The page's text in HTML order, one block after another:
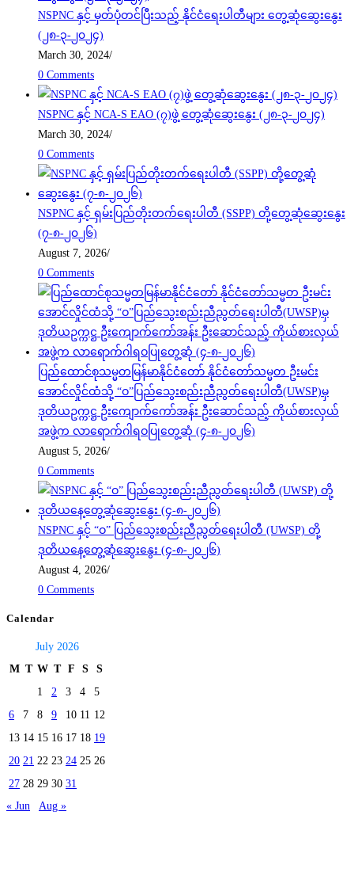
NSPNC နှင့် မှတ်ပုံတင်ပြီးသည့် နိုင်ငံရေးပါတီများ တွေ့ဆုံဆွေးနွေး
(၂၈-၃-၂၀၂၄)
March 30, 2024/
0 Comments
NSPNC နှင့် NCA-S EAO (၇)ဖွဲ့ တွေ့ဆုံဆွေးနွေး (၂၈-၃-၂၀၂၄)
March 30, 2024/
0 Comments
NSPNC နှင့် ရှမ်းပြည်တိုးတက်ရေးပါတီ (SSPP) တို့တွေ့ဆုံဆွေးနွေး
(၇-၈-၂၀၂၆)
August 7, 2026/
0 Comments
ပြည်ထောင်စုသမ္မတမြန်မာနိုင်ငံတော် နိုင်ငံတော်သမ္မတ ဦးမင်း
အောင်လှိုင်ထံသို့ “ဝ”ပြည်သွေးစည်းညီညွတ်ရေးပါတီ(UWSP)မှ
ဒုတိယဥက္ကဋ္ဌ ဦးကျောက်ကော်အန်း ဦးဆောင်သည့် ကိုယ်စားလှယ်
အဖွဲ့က လာရောက်ဂါရဝပြုတွေ့ဆုံ (၄-၈-၂၀၂၆)
August 5, 2026/
0 Comments
NSPNC နှင့် “ဝ” ပြည်သွေးစည်းညီညွတ်ရေးပါတီ (UWSP) တို့
ဒုတိယနေ့တွေ့ဆုံဆွေးနွေး (၄-၈-၂၀၂၆)
August 4, 2026/
0 Comments
Calendar
July 2026
M T W T F S
S
1
2 3 4
5
6
7 8 9 10 11 12
13 14 15 16 17 18 19
20 21 22 23 24 25 26
27 28 29 30 31
« Jun
Aug »